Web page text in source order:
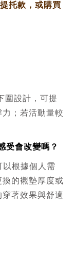
托款，或購買
圍設計，可提
；若活動量較
受會改變嗎？
根據個人需
的襯墊厚度或
著效果與舒適